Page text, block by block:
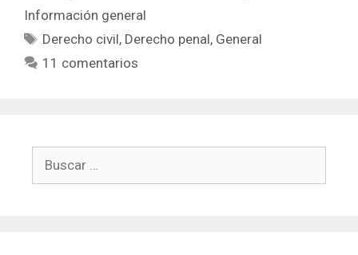
Información general
Etiquetas
Derecho civil, Derecho penal, General
11 comentarios